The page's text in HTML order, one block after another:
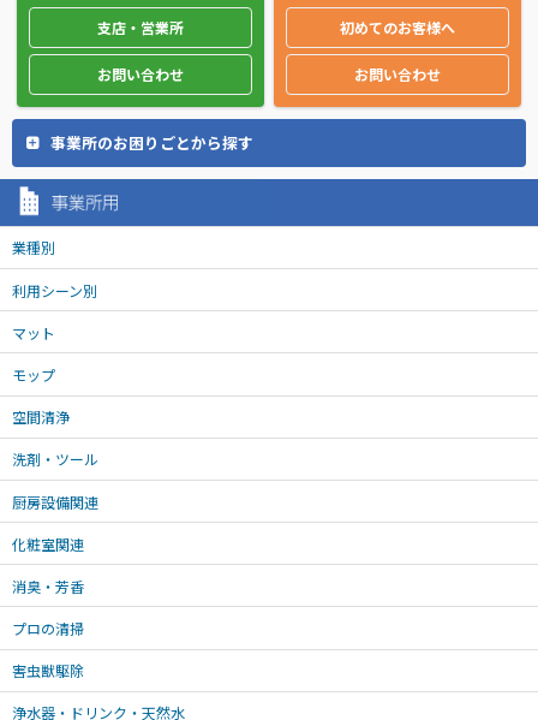
支店・営業所
お問い合わせ
初めてのお客様へ
お問い合わせ
事業所のお困りごとから探す
業種別
利用シーン別
マット
モップ
空間清浄
洗剤・ツール
厨房設備関連
化粧室関連
消臭・芳香
プロの清掃
害虫獣駆除
浄水器・ドリンク・天然水